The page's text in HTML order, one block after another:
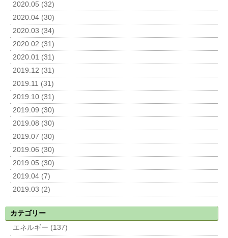
2020.05 (32)
2020.04 (30)
2020.03 (34)
2020.02 (31)
2020.01 (31)
2019.12 (31)
2019.11 (31)
2019.10 (31)
2019.09 (30)
2019.08 (30)
2019.07 (30)
2019.06 (30)
2019.05 (30)
2019.04 (7)
2019.03 (2)
カテゴリー
エネルギー (137)